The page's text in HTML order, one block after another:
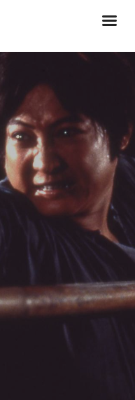
劇情
動作
歷險
恐怖
奇幻
特別/特輯